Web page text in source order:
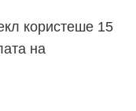
користеше 15
на